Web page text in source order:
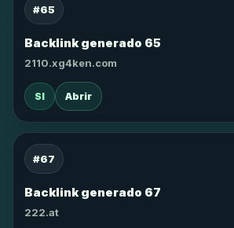
#65
Backlink generado 65
2110.xg4ken.com
SI Abrir
#67
Backlink generado 67
222.at